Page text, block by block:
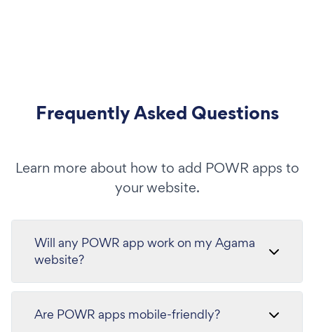
Frequently Asked Questions
Learn more about how to add POWR apps to
your website.
Will any POWR app work on my Agama
website?
Are POWR apps mobile-friendly?